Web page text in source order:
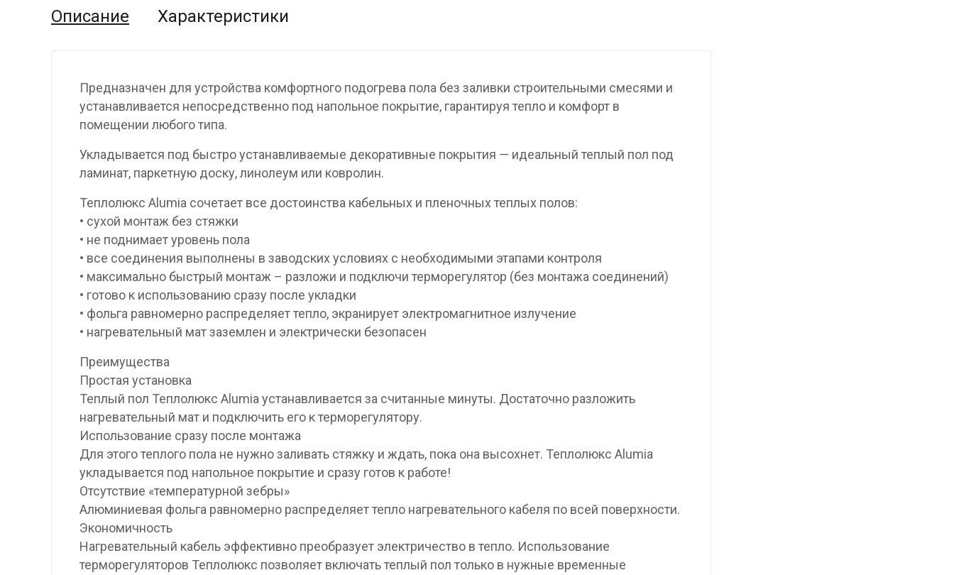
Описание Характеристики
Предназначен для устройства комфортного подогрева пола без заливки строительными смесями и
устанавливается непосредственно под напольное покрытие, гарантируя тепло и комфорт в
помещении любого типа.
Укладывается под быстро устанавливаемые декоративные покрытия — идеальный теплый пол под
ламинат, паркетную доску, линолеум или ковролин.
Теплолюкс Alumia сочетает все достоинства кабельных и пленочных теплых полов:
• сухой монтаж без стяжки
• не поднимает уровень пола
• все соединения выполнены в заводских условиях с необходимыми этапами контроля
• максимально быстрый монтаж – разложи и подключи терморегулятор (без монтажа соединений)
• готово к использованию сразу после укладки
• фольга равномерно распределяет тепло, экранирует электромагнитное излучение
• нагревательный мат заземлен и электрически безопасен
Преимущества
Простая установка
Теплый пол Теплолюкс Alumia устанавливается за считанные минуты. Достаточно разложить
нагревательный мат и подключить его к терморегулятору.
Использование сразу после монтажа
Для этого теплого пола не нужно заливать стяжку и ждать, пока она высохнет. Теплолюкс Alumia
укладывается под напольное покрытие и сразу готов к работе!
Отсутствие «температурной зебры»
Алюминиевая фольга равномерно распределяет тепло нагревательного кабеля по всей поверхности.
Экономичность
Нагревательный кабель эффективно преобразует электричество в тепло. Использование
терморегуляторов Теплолюкс позволяет включать теплый пол только в нужные временные